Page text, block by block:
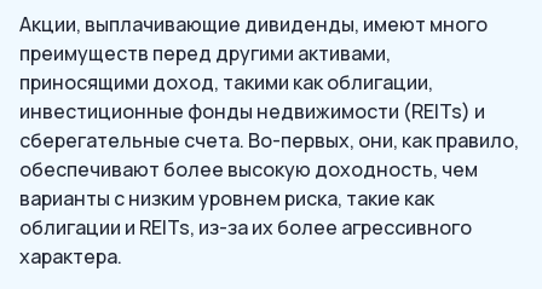
Акции, выплачивающие дивиденды, имеют много
преимуществ перед другими активами,
приносящими доход, такими как облигации,
инвестиционные фонды недвижимости (REITs) и
сберегательные счета. Во-первых, они, как правило,
обеспечивают более высокую доходность, чем
варианты с низким уровнем риска, такие как
облигации и REITs, из-за их более агрессивного
характера.